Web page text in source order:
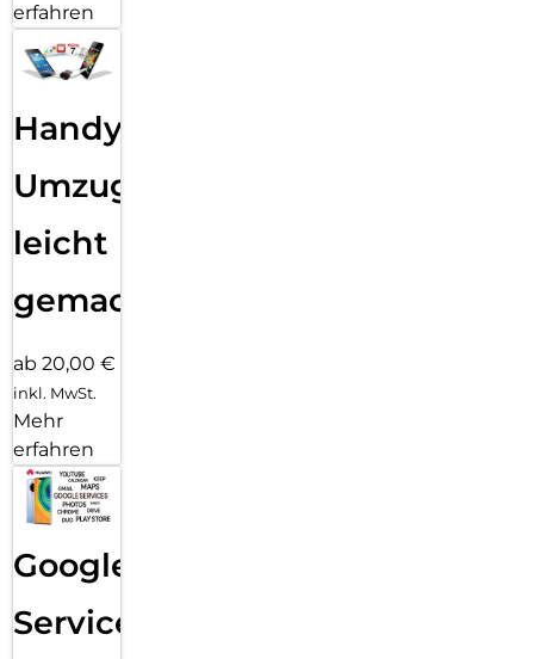
erfahren
Handy
Umzug
leicht
gemacht!
ab 20,00 €
inkl. MwSt.
Mehr
erfahren
Google
Services